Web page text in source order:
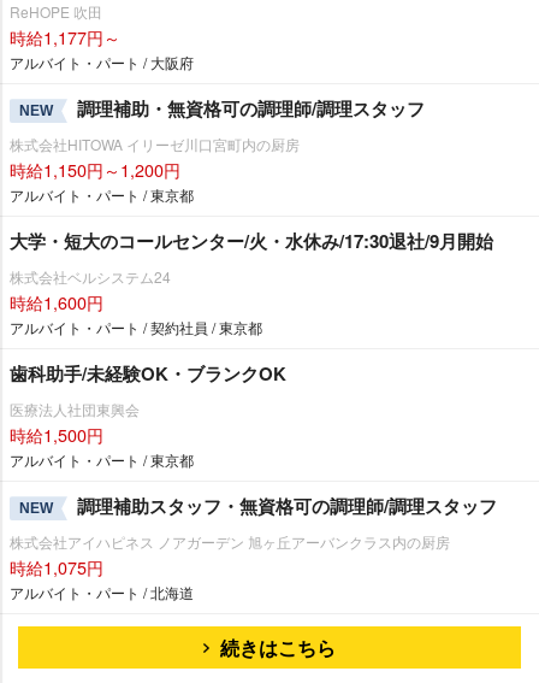
ReHOPE 吹田
時給1,177円～
アルバイト・パート / 大阪府
NEW 調理補助・無資格可の調理師/調理スタッフ
株式会社HITOWA イリーゼ川口宮町内の厨房
時給1,150円～1,200円
アルバイト・パート / 東京都
大学・短大のコールセンター/火・水休み/17:30退社/9月開始
株式会社ベルシステム24
時給1,600円
アルバイト・パート / 契約社員 / 東京都
歯科助手/未経験OK・ブランクOK
医療法人社団東興会
時給1,500円
アルバイト・パート / 東京都
NEW 調理補助スタッフ・無資格可の調理師/調理スタッフ
株式会社アイハピネス ノアガーデン 旭ヶ丘アーバンクラス内の厨房
時給1,075円
アルバイト・パート / 北海道
続きはこちら